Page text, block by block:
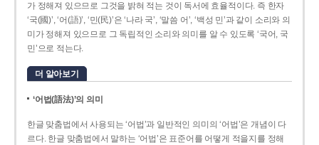
가 정해져 있으므로 그것을 밝혀 적는 것이 독서에 효율적이다. 즉 한자
‘국(國)’, ‘어(語)’, ‘민(民)’은 ‘나라 국’, ‘말씀 어’, ‘백성 민’과 같이 소리와 의
미가 정해져 있으므로 그 독립적인 소리와 의미를 알 수 있도록 ‘국어, 국
민’으로 적는다.
더 알아보기
‘어법(語法)’의 의미
한글 맞춤법에서 사용되는 ‘어법’과 일반적인 의미의 ‘어법’은 개념이 다
르다. 한글 맞춤법에서 말하는 ‘어법’은 표준어를 어떻게 적을지를 정해